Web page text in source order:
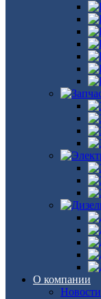
О компании
Новости